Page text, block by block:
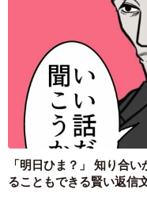
2026.08.06
髪をバ
犬たち
（笑）」
ANNA
2026.08.06
「誰かみ
て生きて
った大切
海川 ま
2026.08.06